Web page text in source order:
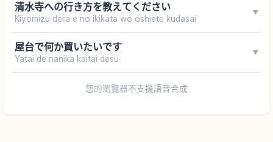
清水寺への行き方を教えてください
Kiyomizu dera e no ikikata wo oshiete kudasai
▼
屋台で何か買いたいです
Yatai de nanika kaitai desu
▼
您的瀏覽器不支援語音合成